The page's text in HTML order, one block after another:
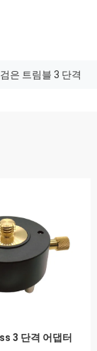
검은 트림블 3 단격
3 단격 어댑터